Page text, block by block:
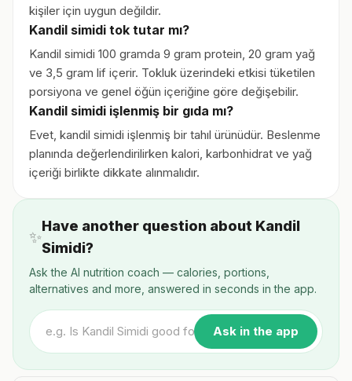
kişiler için uygun değildir.
Kandil simidi tok tutar mı?
Kandil simidi 100 gramda 9 gram protein, 20 gram yağ
ve 3,5 gram lif içerir. Tokluk üzerindeki etkisi tüketilen
porsiyona ve genel öğün içeriğine göre değişebilir.
Kandil simidi işlenmiş bir gıda mı?
Evet, kandil simidi işlenmiş bir tahıl ürünüdür. Beslenme
planında değerlendirilirken kalori, karbonhidrat ve yağ
içeriği birlikte dikkate alınmalıdır.
✨
Have another question about Kandil
Simidi?
Ask the AI nutrition coach — calories, portions,
alternatives and more, answered in seconds in the app.
Ask in the app